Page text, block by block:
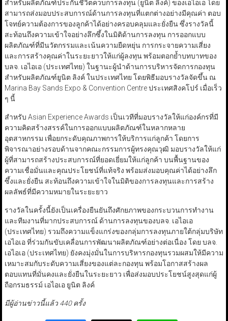
สำหรับผลิตภัณฑ์ประกันชีวิตควบการลงทุน (ยูนิต ลิงค์) ของเอไอเอ โดย
สามารถส่งมอบประสบการณ์ด้านการลงทุนที่แตกต่างอย่างมีคุณค่า ตอบ
โจทย์ความต้องการของลูกค้าได้อย่างครอบคลุมและยั่งยืน ซึ่งรางวัลนี้
สะท้อนถึงความเข้าใจอย่างลึกซึ้งในมิติด้านการลงทุน การออกแบบ
ผลิตภัณฑ์ที่มีนวัตกรรมและเน้นความยืดหยุ่น การกระจายความเสี่ยง
และการสร้างคุณค่าในระยะยาวให้แก่ผู้ลงทุน พร้อมตอกย้ำบทบาทของ
บลจ. เอไอเอ (ประเทศไทย) ในฐานะผู้นำด้านการบริหารจัดการกองทุน
สำหรับผลิตภัณฑ์ยูนิต ลิงค์ ในประเทศไทย โดยพิธีมอบรางวัลจัดขึ้น ณ
Marina Bay Sands Expo & Convention Centre ประเทศสิงคโปร์ เมื่อเร็ว
ๆ นี้
สำหรับ Asian Experience Awards เป็นเวทีที่มอบรางวัลให้แก่องค์กรที่มี
ความคิดสร้างสรรค์ในการออกแบบผลิตภัณฑ์ในหลากหลาย
อุตสาหกรรม เพื่อยกระดับคุณภาพการให้บริการแก่ลูกค้า โดยการ
พิจารณาอย่างรอบด้านจากคณะกรรมการผู้ทรงคุณวุฒิ มอบรางวัลให้แก่
ผู้ที่สามารถสร้างประสบการณ์ที่ยอดเยี่ยมให้แก่ลูกค้า บนพื้นฐานของ
ความเชื่อมั่นและคุณประโยชน์ที่แท้จริง พร้อมส่งมอบคุณค่าได้อย่างลึก
ซึ้งและยั่งยืน สะท้อนถึงความเข้าใจในมิติของการลงทุนและการสร้าง
ผลลัพธ์ที่มีความหมายในระยะยาว
รางวัลในครั้งนี้ยังเป็นเครื่องยืนยันถึงศักยภาพของกระบวนการทำงาน
และทีมงานที่มากประสบการณ์ ด้านการลงทุนของบลจ. เอไอเอ
(ประเทศไทย) รวมถึงความแข็งแกร่งของกลุ่มการลงทุนภายใต้กลุ่มบริษัท
เอไอเอ ที่ร่วมกันขับเคลื่อนการพัฒนาผลิตภัณฑ์อย่างต่อเนื่อง โดย บลจ.
เอไอเอ (ประเทศไทย) ยังคงมุ่งมั่นในการบริหารกองทุนรวมผสมให้มีความ
เหมาะสมกับระดับความเสี่ยงของแต่ละกองทุน พร้อมโอกาสสร้างผล
ตอบแทนที่มั่นคงและยั่งยืนในระยะยาว เพื่อส่งมอบประโยชน์สูงสุดแก่ผู้
ถือกรมธรรม์ เอไอเอ ยูนิต ลิงค์
มีผู้อ่านข่าวนี้แล้ว 440 ครั้ง